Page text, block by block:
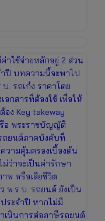
าใช้จ่ายหลักอยู่ 2 ส่วน
ปี บทความนี้จะพาไป
. รถเก๋ง ราคาโดย
กสารที่ต้องใช้ เพื่อให้
ง Key takeway
รือ พระราชบัญญัติ
ถยนต์ภาคบังคับที่
ามคุ้มครองเบื้องต้น
ว่าจะเป็นค่ารักษา
พ หรือเสียชีวิต
พ.ร.บ. รถยนต์ ยังเป็น
ระจำปี หากไม่มี
เนินการต่อภาษีรถยนต์